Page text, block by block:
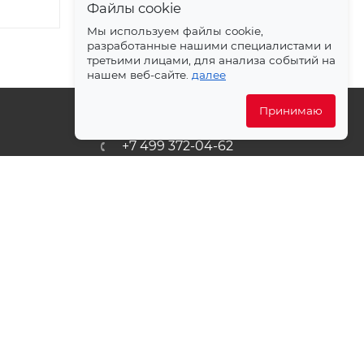
+7 499 372-04-62
Файлы cookie
Мы используем файлы cookie,
разработанные нашими специалистами и
третьими лицами, для анализа событий на
нашем веб-сайте. далее
Принимаю